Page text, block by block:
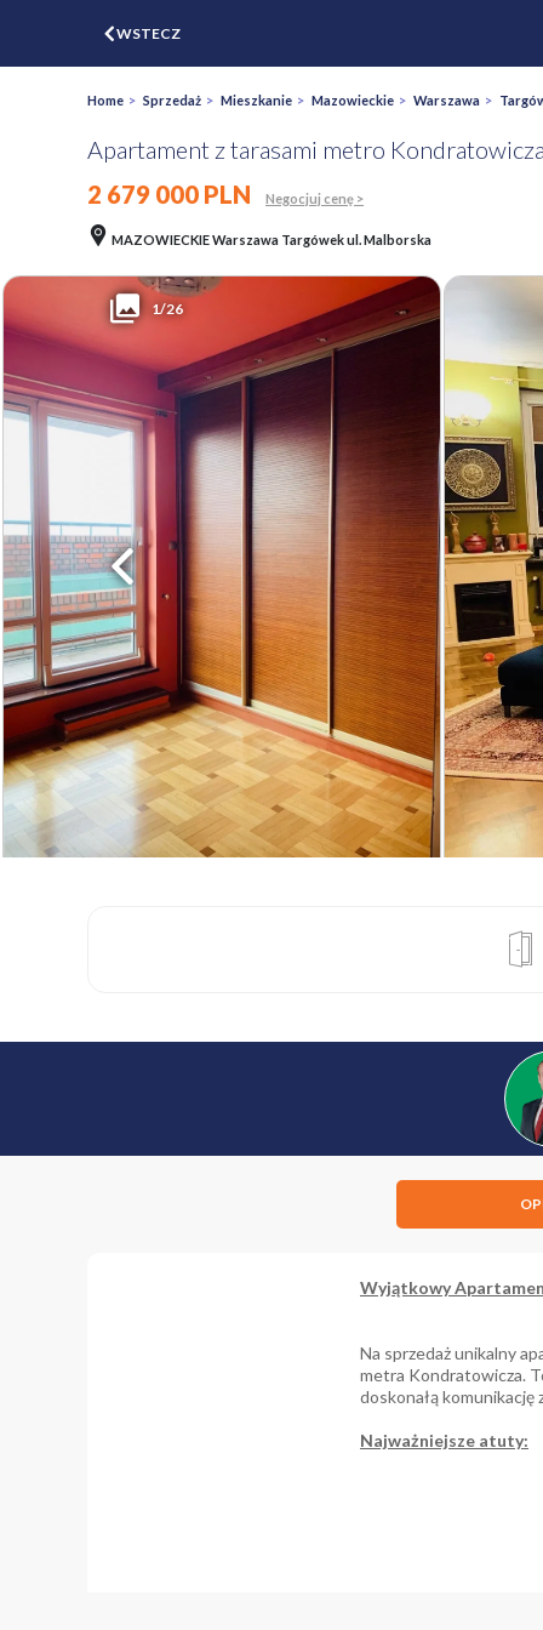
WSTECZ
Home > Sprzedaż > Mieszkanie > Mazowieckie > Warszawa >
Apartament z tarasami metro
2 679 000 PLN
Negocjuj cenę >
MAZOWIECKIE Warszawa Targówek ul. Malborska
1/26
Wyjątkowy
Na sprzedaż unikalny
metra Kondratowicza.
doskonałą komunikację
Najważniejsze atuty: